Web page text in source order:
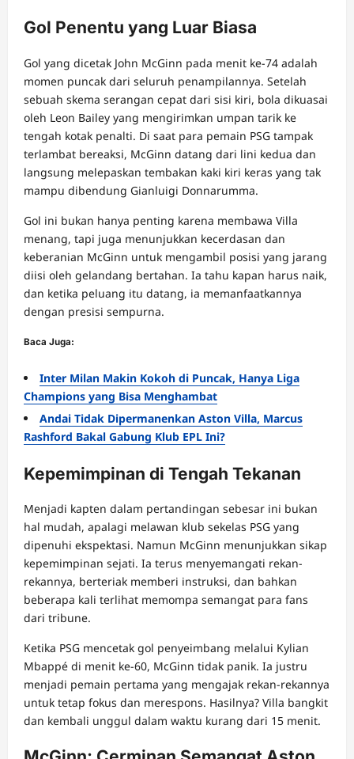
Gol Penentu yang Luar Biasa
Gol yang dicetak John McGinn pada menit ke-74 adalah
momen puncak dari seluruh penampilannya. Setelah
sebuah skema serangan cepat dari sisi kiri, bola dikuasai
oleh Leon Bailey yang mengirimkan umpan tarik ke
tengah kotak penalti. Di saat para pemain PSG tampak
terlambat bereaksi, McGinn datang dari lini kedua dan
langsung melepaskan tembakan kaki kiri keras yang tak
mampu dibendung Gianluigi Donnarumma.
Gol ini bukan hanya penting karena membawa Villa
menang, tapi juga menunjukkan kecerdasan dan
keberanian McGinn untuk mengambil posisi yang jarang
diisi oleh gelandang bertahan. Ia tahu kapan harus naik,
dan ketika peluang itu datang, ia memanfaatkannya
dengan presisi sempurna.
Baca Juga:
Inter Milan Makin Kokoh di Puncak, Hanya Liga
Champions yang Bisa Menghambat
Andai Tidak Dipermanenkan Aston Villa, Marcus
Rashford Bakal Gabung Klub EPL Ini?
Kepemimpinan di Tengah Tekanan
Menjadi kapten dalam pertandingan sebesar ini bukan
hal mudah, apalagi melawan klub sekelas PSG yang
dipenuhi ekspektasi. Namun McGinn menunjukkan sikap
kepemimpinan sejati. Ia terus menyemangati rekan-
rekannya, berteriak memberi instruksi, dan bahkan
beberapa kali terlihat memompa semangat para fans
dari tribune.
Ketika PSG mencetak gol penyeimbang melalui Kylian
Mbappé di menit ke-60, McGinn tidak panik. Ia justru
menjadi pemain pertama yang mengajak rekan-rekannya
untuk tetap fokus dan merespons. Hasilnya? Villa bangkit
dan kembali unggul dalam waktu kurang dari 15 menit.